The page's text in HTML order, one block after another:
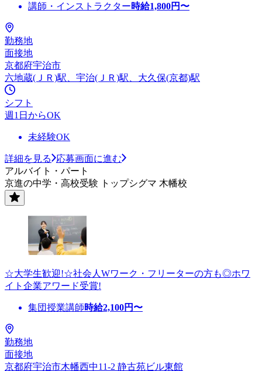
講師・インストラクター時給1,800円〜
勤務地
面接地
京都府宇治市
六地蔵(ＪＲ)駅、宇治(ＪＲ)駅、大久保(京都)駅
シフト
週1日からOK
未経験OK
詳細を見る
応募画面に進む
アルバイト・パート
京進の中学・高校受験 トップシグマ 木幡校
☆大学生歓迎!☆社会人Wワーク・フリーターの方も◎ホワ
イト企業アワード受賞!
集団授業講師時給2,100円〜
勤務地
面接地
京都府宇治市木幡西中11-2 静古苑ビル東館